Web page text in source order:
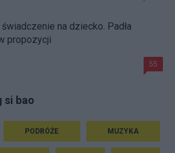
na dziecko. Padła
propozycji
55
si bao
PODRÓŻE MUZYKA